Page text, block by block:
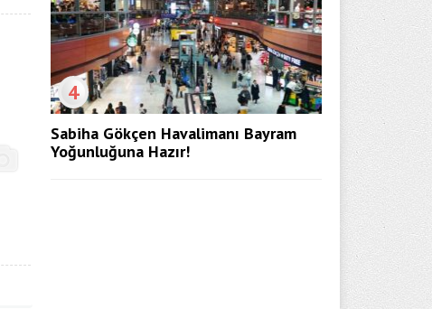
4
Sabiha Gökçen Havalimanı Bayram
Yoğunluğuna Hazır!